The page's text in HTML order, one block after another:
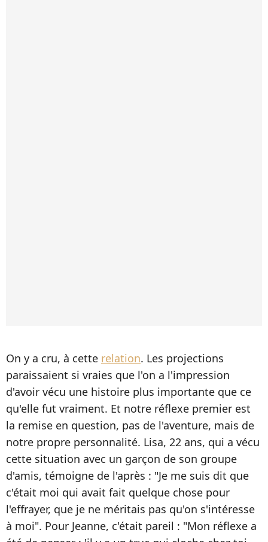
On y a cru, à cette relation. Les projections
paraissaient si vraies que l'on a l'impression
d'avoir vécu une histoire plus importante que ce
qu'elle fut vraiment. Et notre réflexe premier est
la remise en question, pas de l'aventure, mais de
notre propre personnalité. Lisa, 22 ans, qui a vécu
cette situation avec un garçon de son groupe
d'amis, témoigne de l'après : "Je me suis dit que
c'était moi qui avait fait quelque chose pour
l'effrayer, que je ne méritais pas qu'on s'intéresse
à moi". Pour Jeanne, c'était pareil : "Mon réflexe a